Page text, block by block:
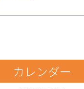
カレンダー